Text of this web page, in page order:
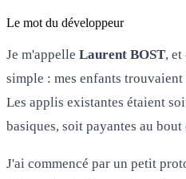
Le mot du développeur
Je m'appelle Laurent BOST, et
simple : mes enfants
Les applis existantes étaient
basiques, soit payantes au bout
J'ai commencé par un petit